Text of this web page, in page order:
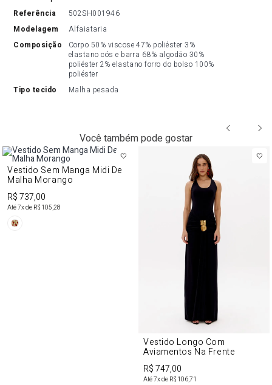
referência
502SH001946
modelagem
Alfaiataria
composição
Corpo 50% viscose 47% poliéster 3%
elastano cós e barra 68% algodão 30%
poliéster 2% elastano forro do bolso 100%
poliéster
tipo tecido
Malha pesada
Você também pode gostar
Vestido Sem Manga Midi De
Malha Morango
R$ 737,00
Até7x de R$ 105,28
Vestido Longo Com
Aviamentos Na Frente
R$ 747,00
Até7x de R$ 106,71